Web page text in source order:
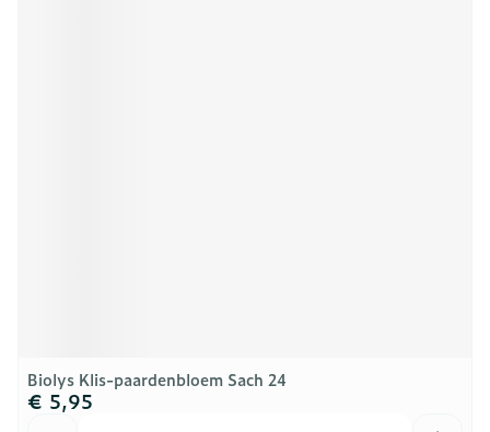
Biolys Klis-paardenbloem Sach 24
€ 5,95